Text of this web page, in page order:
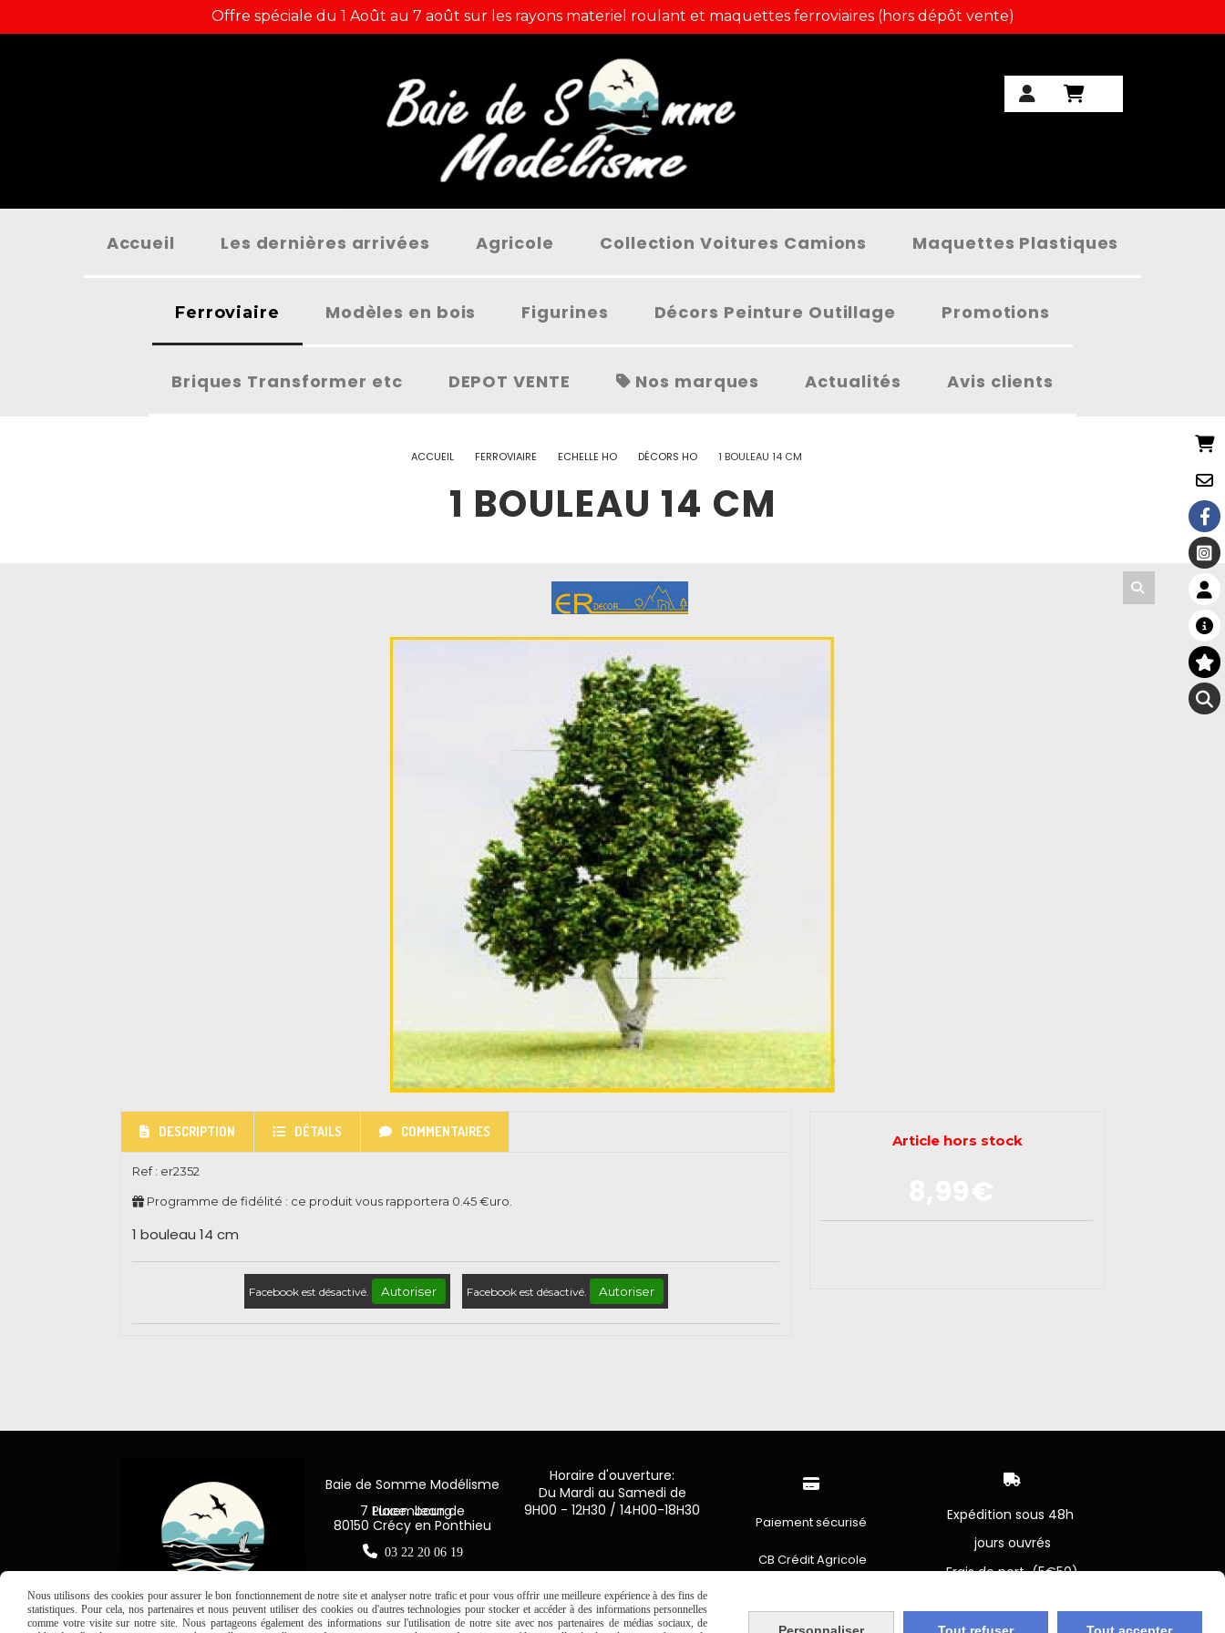
Offre spéciale du 1 Août au 7 août sur les rayons materiel roulant et maquettes ferroviaires (hors dépôt vente)
Accueil Les dernières arrivées Agricole Collection Voitures Camions Maquettes Plastiques
Ferroviaire Modèles en bois Figurines Décors Peinture Outillage Promotions
Briques Transformer etc DEPOT VENTE Nos marques Actualités Avis clients
ACCUEIL FERROVIAIRE ECHELLE HO DÉCORS HO 1 BOULEAU 14 CM
1 BOULEAU 14 CM
Article hors stock
DESCRIPTION DÉTAILS COMMENTAIRES
Ref : er2352
Programme de fidélité : ce produit vous rapportera 0.45€uro.
1 bouleau 14 cm
Facebook est désactivé. Autoriser Facebook est désactivé. Autoriser
Baie de Somme Modélisme
7 Place Jean de Luxembourg
80150 Crécy en Ponthieu
 03 22 20 06 19
Horaire d'ouverture:
Du Mardi au Samedi de
9H00 - 12H30 / 14H00-18H30

Paiement sécurisé
CB Crédit Agricole

Expédition sous 48h
jours ouvrés
Frais de port (5€50)
Dépot vente des frais de
Nous utilisons des cookies pour assurer le bon fonctionnement de notre site et analyser notre trafic et pour vous offrir une meilleure expérience à des fins de
statistiques. Pour cela, nos partenaires et nous peuvent utiliser des cookies ou d'autres technologies pour stocker et accéder à des informations personnelles
comme votre visite sur notre site. Nous partageons également des informations sur l'utilisation de notre site avec nos partenaires de médias sociaux, de
Personnaliser Tout refuser Tout accepter